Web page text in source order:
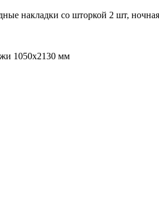
накладки со шторкой 2 шт,
1050х2130 мм